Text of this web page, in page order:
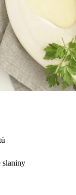
slaniny